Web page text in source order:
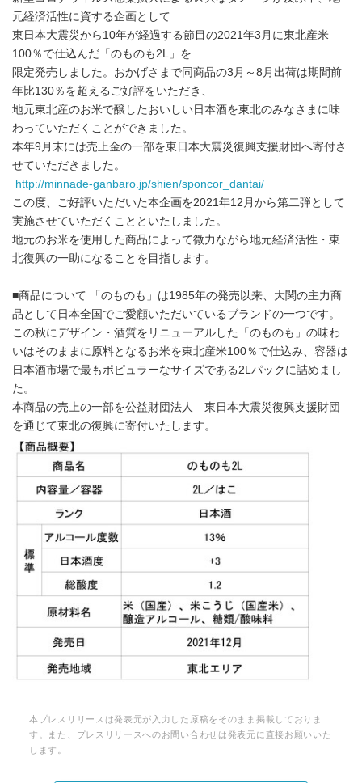
元経済活性に資する企画として
東日本大震災から10年が経過する節目の2021年3月に東北産米
100％で仕込んだ「のものも2L」を
限定発売しました。おかげさまで同商品の3月～8月出荷は期間前
年比130％を超えるご好評をいただき、
地元東北産のお米で醸したおいしい日本酒を東北のみなさまに味
わっていただくことができました。
本年9月末には売上金の一部を東日本大震災復興支援財団へ寄付さ
せていただきました。
http://minnade-ganbaro.jp/shien/sponcor_dantai/
この度、ご好評いただいた本企画を2021年12月から第二弾として
実施させていただくことといたしました。
地元のお米を使用した商品によって微力ながら地元経済活性・東
北復興の一助になることを目指します。
■商品について 「のものも」は1985年の発売以来、大関の主力商
品として日本全国でご愛顧いただいているブランドの一つです。
この秋にデザイン・酒質をリニューアルした「のものも」の味わ
いはそのままに原料となるお米を東北産米100％で仕込み、容器は
日本酒市場で最もポピュラーなサイズである2Lパックに詰めまし
た。
本商品の売上の一部を公益財団法人 東日本大震災復興支援財団
を通じて東北の復興に寄付いたします。
本プレスリリースは発表元が入力した原稿をそのまま掲載しておりま
す。また、プレスリリースへのお問い合わせは発表元に直接お願いいた
します。